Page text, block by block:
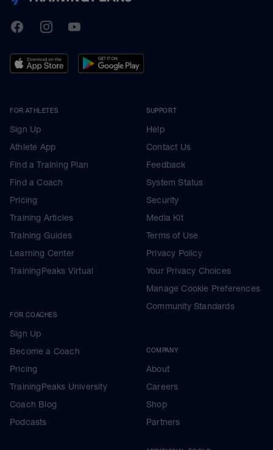
TrainingPeaks
FacebookInstagramYoutube
FOR ATHLETES
Sign Up
Athlete App
Find a Training Plan
Find a Coach
Pricing
Training Articles
Training Guides
Learning Center
TrainingPeaks Virtual
FOR COACHES
Sign Up
Become a Coach
Pricing
TrainingPeaks University
Coach Blog
Podcasts
SUPPORT
Help
Contact Us
Feedback
System Status
Security
Media Kit
Terms of Use
Privacy Policy
Your Privacy Choices
Manage Cookie Preferences
Community Standards
COMPANY
About
Careers
Shop
Partners